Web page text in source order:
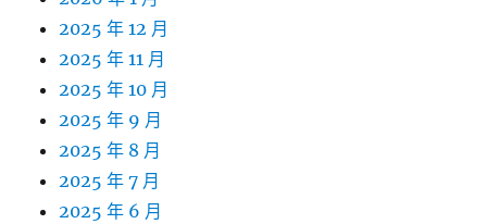
2025 年 12 月
2025 年 11 月
2025 年 10 月
2025 年 9 月
2025 年 8 月
2025 年 7 月
2025 年 6 月